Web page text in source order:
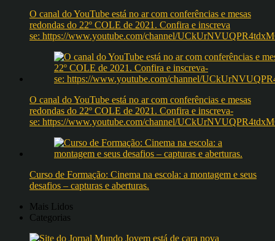
O canal do YouTube está no ar com conferências e mesas
redondas do 22º COLE de 2021. Confira e inscreva
se: https://www.youtube.com/channel/
O canal do YouTube está no ar com conferências e mesas
redondas do 22º COLE de 2021. Confira e inscreva-
se: https://www.youtube.com/channel/
Curso de Formação: Cinema na escola: a montagem e seus
desafios – capturas e aberturas.
Mais Lidos
Categorias